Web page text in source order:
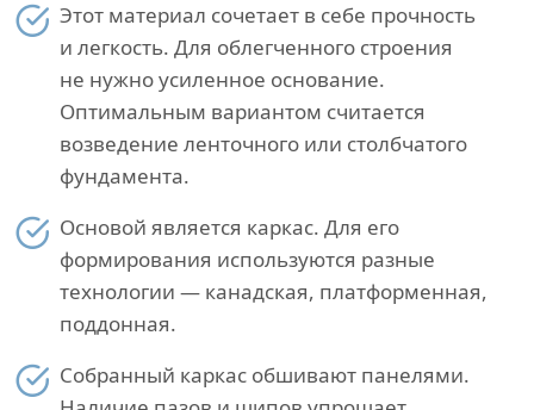
Этот материал сочетает в себе прочность
и легкость. Для облегченного строения
не нужно усиленное основание.
Оптимальным вариантом считается
возведение ленточного или столбчатого
фундамента.
Основой является каркас. Для его
формирования используются разные
технологии — канадская, платформенная,
поддонная.
Собранный каркас обшивают панелями.